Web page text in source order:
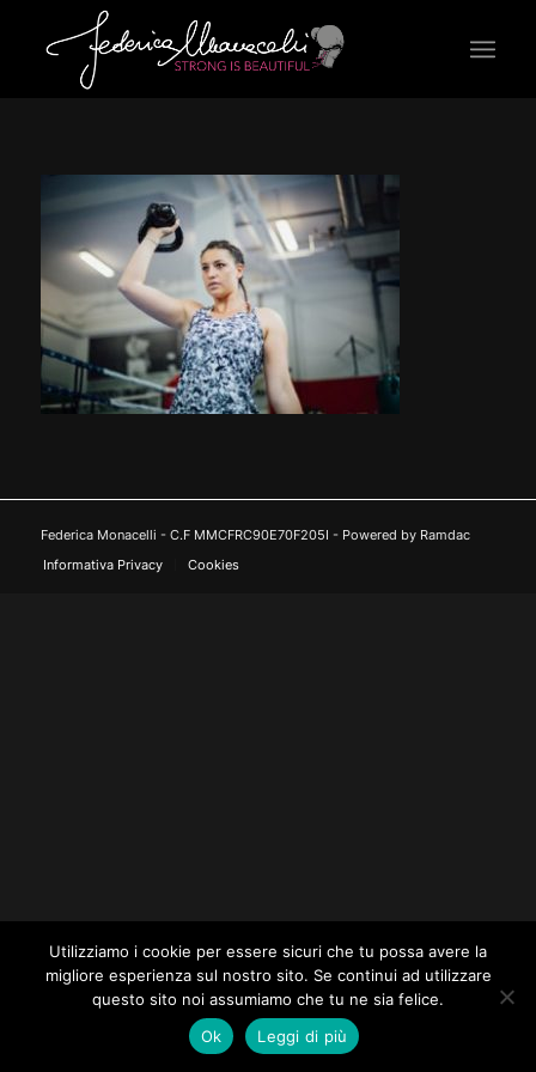
Federica Monacelli - C.F MMCFRC90E70F205I - Powered by Ramdac
Informativa Privacy
Cookies
Utilizziamo i cookie per essere sicuri che tu possa avere la
migliore esperienza sul nostro sito. Se continui ad utilizzare
questo sito noi assumiamo che tu ne sia felice.
Ok
Leggi di più